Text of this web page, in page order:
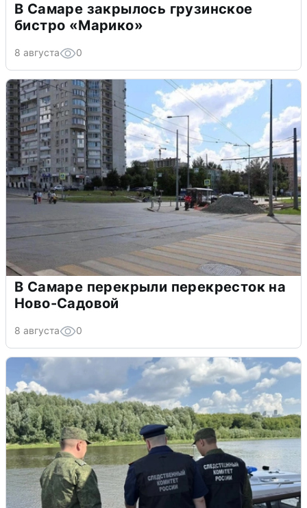
В Самаре закрылось грузинское
бистро «Марико»
8 августа 0
В Самаре перекрыли перекресток на
Ново-Садовой
8 августа 0